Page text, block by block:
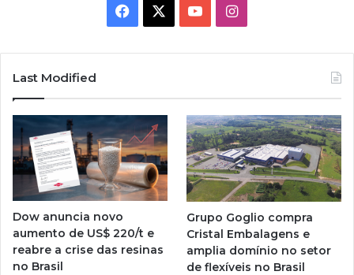
Facebook YouTubeInstagram
Last Modified
Dow anuncia novo
aumento de US$ 220/t e
reabre a crise das resinas
no Brasil
Grupo Goglio compra
Cristal Embalagens e
amplia domínio no setor
de flexíveis no Brasil